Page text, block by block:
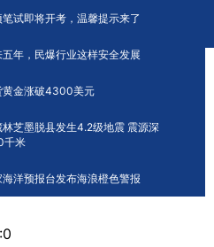
笔试即将开考，温馨提示来了
五年，民爆行业这样安全发展
黄金涨破4300美元
林芝墨脱县发生4.2级地震 震源深
千米
海洋预报台发布海浪橙色警报
爆竹， “移动
处！
0